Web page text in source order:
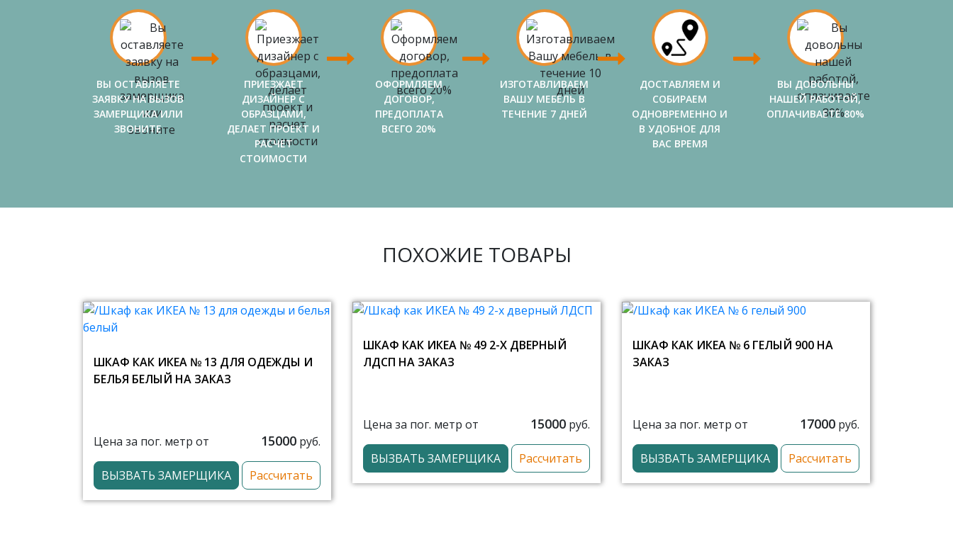
ВЫ ОСТАВЛЯЕТЕ
ЗАЯВКУ НА ВЫЗОВ
ЗАМЕРЩИКА ИЛИ
ЗВОНИТЕ
ПРИЕЗЖАЕТ
ДИЗАЙНЕР С
ОБРАЗЦАМИ,
ДЕЛАЕТ ПРОЕКТ И
РАСЧЕТ
СТОИМОСТИ
ОФОРМЛЯЕМ
ДОГОВОР,
ПРЕДОПЛАТА
ВСЕГО 20%
ИЗГОТАВЛИВАЕМ
ВАШУ МЕБЕЛЬ В
ТЕЧЕНИЕ 7 ДНЕЙ
ДОСТАВЛЯЕМ И
СОБИРАЕМ
ОДНОВРЕМЕННО И
В УДОБНОЕ ДЛЯ
ВАС ВРЕМЯ
ВЫ ДОВОЛЬНЫ
НАШЕЙ РАБОТОЙ,
ОПЛАЧИВАЕТЕ 80%
ПОХОЖИЕ ТОВАРЫ
ШКАФ КАК ИКЕА № 13 ДЛЯ ОДЕЖДЫ И
БЕЛЬЯ БЕЛЫЙ НА ЗАКАЗ
Цена за пог. метр от 15000 руб.
ВЫЗВАТЬ ЗАМЕРЩИКА Рассчитать
ШКАФ КАК ИКЕА № 49 2-Х ДВЕРНЫЙ
ЛДСП НА ЗАКАЗ
Цена за пог. метр от 15000 руб.
ВЫЗВАТЬ ЗАМЕРЩИКА Рассчитать
ШКАФ КАК ИКЕА № 6 ГЕЛЫЙ 900 НА
ЗАКАЗ
Цена за пог. метр от 17000 руб.
ВЫЗВАТЬ ЗАМЕРЩИКА Рассчитать